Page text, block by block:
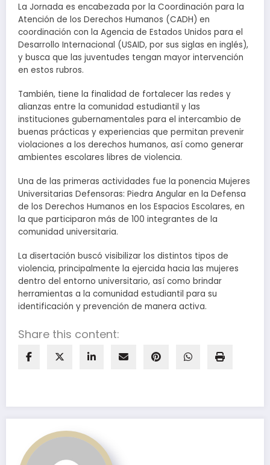
La Jornada es encabezada por la Coordinación para la
Atención de los Derechos Humanos (CADH) en
coordinación con la Agencia de Estados Unidos para el
Desarrollo Internacional (USAID, por sus siglas en inglés),
y busca que las juventudes tengan mayor intervención
en estos rubros.
También, tiene la finalidad de fortalecer las redes y
alianzas entre la comunidad estudiantil y las
instituciones gubernamentales para el intercambio de
buenas prácticas y experiencias que permitan prevenir
violaciones a los derechos humanos, así como generar
ambientes escolares libres de violencia.
Una de las primeras actividades fue la ponencia Mujeres
Universitarias Defensoras: Piedra Angular en la Defensa
de los Derechos Humanos en los Espacios Escolares, en
la que participaron más de 100 integrantes de la
comunidad universitaria.
La disertación buscó visibilizar los distintos tipos de
violencia, principalmente la ejercida hacia las mujeres
dentro del entorno universitario, así como brindar
herramientas a la comunidad estudiantil para su
identificación y prevención de manera activa.
Share this content: